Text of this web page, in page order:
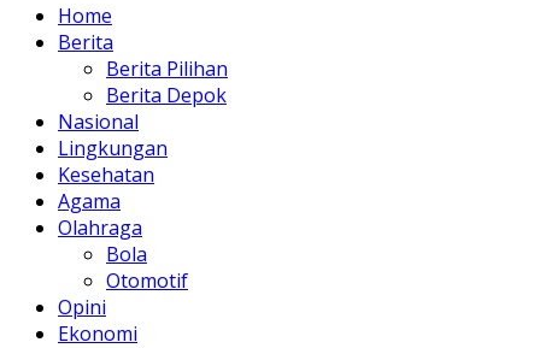
Home
Berita
Berita Pilihan
Berita Depok
Nasional
Lingkungan
Kesehatan
Agama
Olahraga
Bola
Otomotif
Opini
Ekonomi